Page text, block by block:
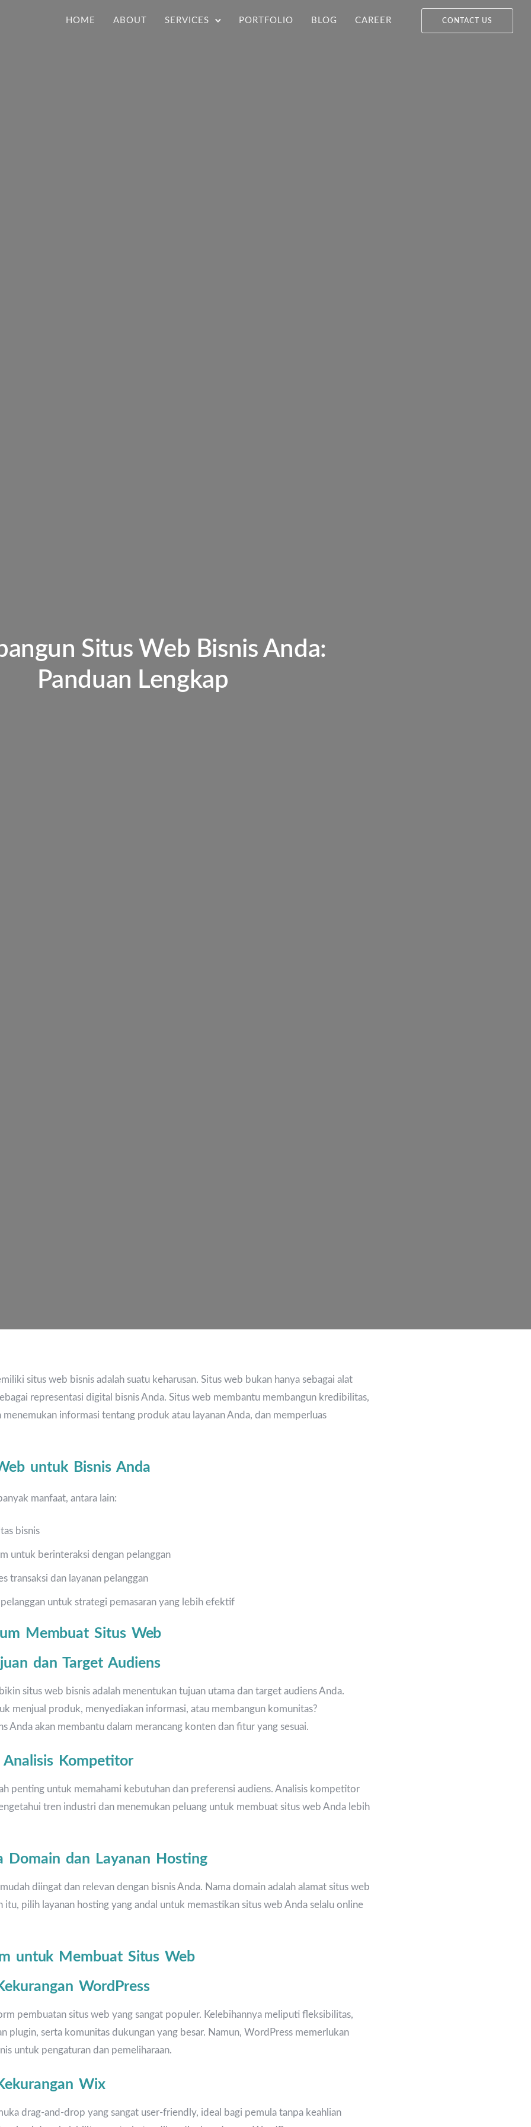
HOME ABOUT SERVICES PORTFOLIO BLOG CAREER CONTACT US
Situs Web Bisnis Anda:
Panduan Lengkap
situs web bisnis adalah suatu keharusan. Situs web bukan hanya sebagai alat
representasi digital bisnis Anda. Situs web membantu membangun kredibilitas,
menemukan informasi tentang produk atau layanan Anda, dan memperluas
untuk Bisnis Anda
manfaat, antara lain:
bisnis
untuk berinteraksi dengan pelanggan
transaksi dan layanan pelanggan
untuk strategi pemasaran yang lebih efektif
Membuat Situs Web
dan Target Audiens
situs web bisnis adalah menentukan tujuan utama dan target audiens Anda.
menjual produk, menyediakan informasi, atau membangun komunitas?
Anda akan membantu dalam merancang konten dan fitur yang sesuai.
Analisis Kompetitor
penting untuk memahami kebutuhan dan preferensi audiens. Analisis kompetitor
tren industri dan menemukan peluang untuk membuat situs web Anda lebih
Domain dan Layanan Hosting
diingat dan relevan dengan bisnis Anda. Nama domain adalah alamat situs web
itu, pilih layanan hosting yang andal untuk memastikan situs web Anda selalu online
untuk Membuat Situs Web
WordPress
pembuatan situs web yang sangat populer. Kelebihannya meliputi fleksibilitas,
plugin, serta komunitas dukungan yang besar. Namun, WordPress memerlukan
untuk pengaturan dan pemeliharaan.
Wix
drag-and-drop yang sangat user-friendly, ideal bagi pemula tanpa keahlian